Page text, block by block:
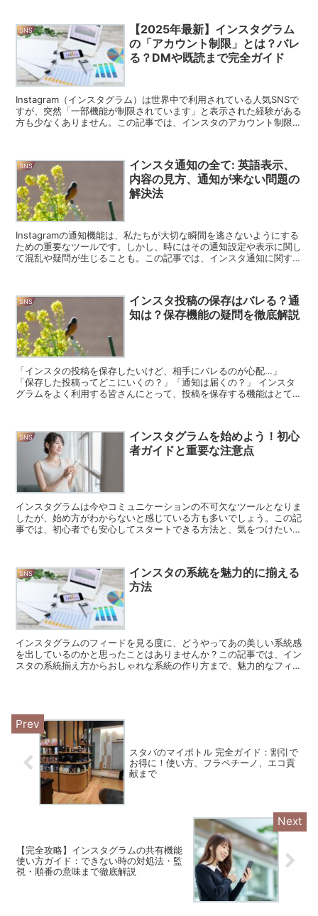
SNS
【2025年最新】インスタグラム
の「アカウント制限」とは？バレ
る？DMや既読まで完全ガイド
Instagram（インスタグラム）は世界中で利用されている人気SNSで
すが、突然「一部機能が制限されています」と表示された経験がある
方も少なくありません。この記事では、インスタのアカウント制限に
SNS
インスタ通知の全て: 英語表示、
内容の見方、通知が来ない問題の
解決法
Instagramの通知機能は、私たちが大切な瞬間を逃さないようにする
ための重要なツールです。しかし、時にはその通知設定や表示に関し
て混乱や疑問が生じることも。この記事では、インスタ通知に関する
SNS
インスタ投稿の保存はバレる？通
知は？保存機能の疑問を徹底解説
「インスタの投稿を保存したいけど、相手にバレるのが心配…」
「保存した投稿ってどこにいくの？」「通知は届くの？」 インスタ
グラムをよく利用する皆さんにとって、投稿を保存する機能はとても
SNS
インスタグラムを始めよう！初心
者ガイドと重要な注意点
インスタグラムは今やコミュニケーションの不可欠なツールとなりま
したが、始め方がわからないと感じている方も多いでしょう。この記
事では、初心者でも安心してスタートできる方法と、気をつけたいポ
SNS
インスタの系統を魅力的に揃える
方法
インスタグラムのフィードを見る度に、どうやってあの美しい系統感
を出しているのかと思ったことはありませんか？この記事では、イン
スタの系統揃え方からおしゃれな系統の作り方まで、魅力的なフィー
スタバのマイボトル 完全ガイド：割引で
お得に！使い方、フラペチーノ、エコ貢
献まで
【完全攻略】インスタグラムの共有機能
使い方ガイド：できない時の対処法・監
視・順番の意味まで徹底解説